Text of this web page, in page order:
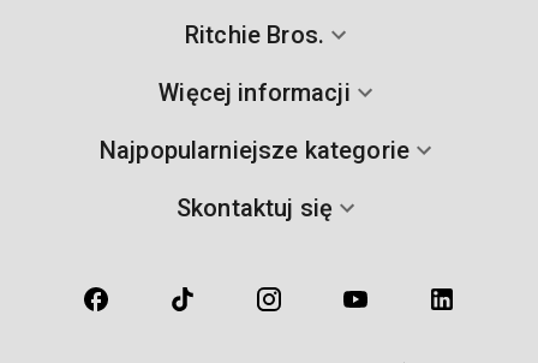
Ritchie Bros.
Więcej informacji
Najpopularniejsze kategorie
Skontaktuj się